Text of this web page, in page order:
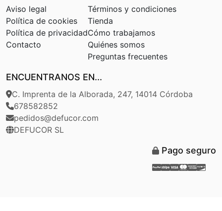
Aviso legal
Política de cookies
Política de privacidad
Contacto
Términos y condiciones
Tienda
Cómo trabajamos
Quiénes somos
Preguntas frecuentes
ENCUENTRANOS EN...
C. Imprenta de la Alborada, 247, 14014 Córdoba
678582852
pedidos@defucor.com
DEFUCOR SL
Pago seguro
Paypal
Stripe
Visa